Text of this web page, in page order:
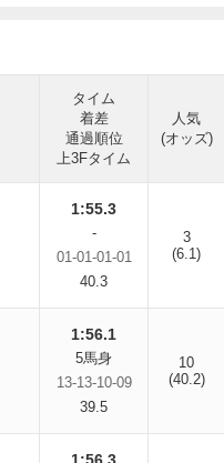
タイム
着差
通過順位
上3Fタイム
人気
(オッズ)
1:55.3
-
01-01-01-01
40.3
3
(6.1)
1:56.1
5馬身
13-13-10-09
39.5
10
(40.2)